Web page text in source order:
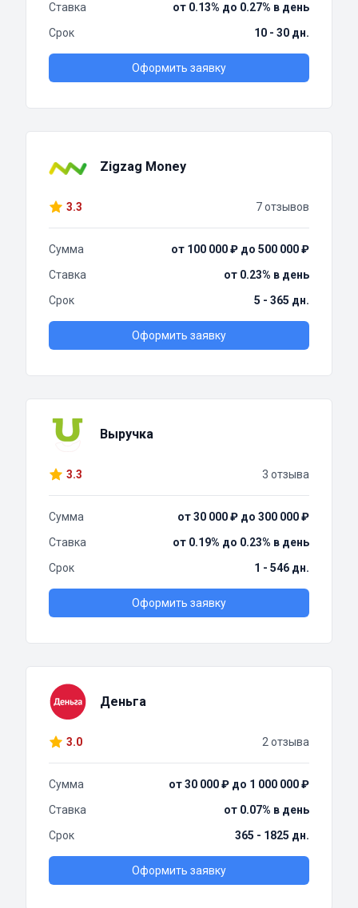
Ставка
от 0.13% до 0.27% в день
Срок
10 - 30 дн.
Оформить заявку
Zigzag Money
3.3 7 отзывов
Сумма
от 100 000 ₽ до 500 000 ₽
Ставка
от 0.23% в день
Срок
5 - 365 дн.
Оформить заявку
Выручка
3.3 3 отзыва
Сумма
от 30 000 ₽ до 300 000 ₽
Ставка
от 0.19% до 0.23% в день
Срок
1 - 546 дн.
Оформить заявку
Деньга
3.0 2 отзыва
Сумма
от 30 000 ₽ до 1 000 000 ₽
Ставка
от 0.07% в день
Срок
365 - 1825 дн.
Оформить заявку